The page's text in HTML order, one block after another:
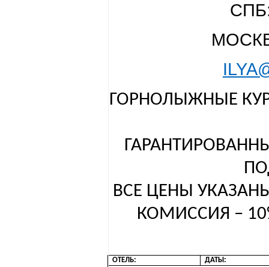
ГОРНОЛЫЖНЫЕ
ВСЕ ЦЕНЫ
КОМИССИЯ –
ОТЕЛЬ: ДАТЫ: